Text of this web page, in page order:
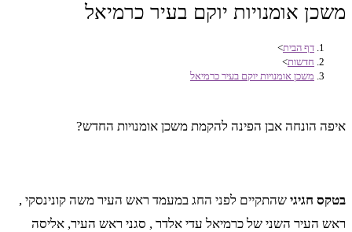
משכן אומנויות יוקם בעיר כרמיאל
דף הבית>
חדשות>
משכן אומנויות יוקם בעיר כרמיאל
איפה הונחה אבן הפינה להקמת משכן אומנויות החדש?
בטקס חגיגי שהתקיים לפני החג במעמד ראש העיר משה קונינסקי ,
ראש העיר השני של כרמיאל עדי אלדר , סגני ראש העיר, אליסה